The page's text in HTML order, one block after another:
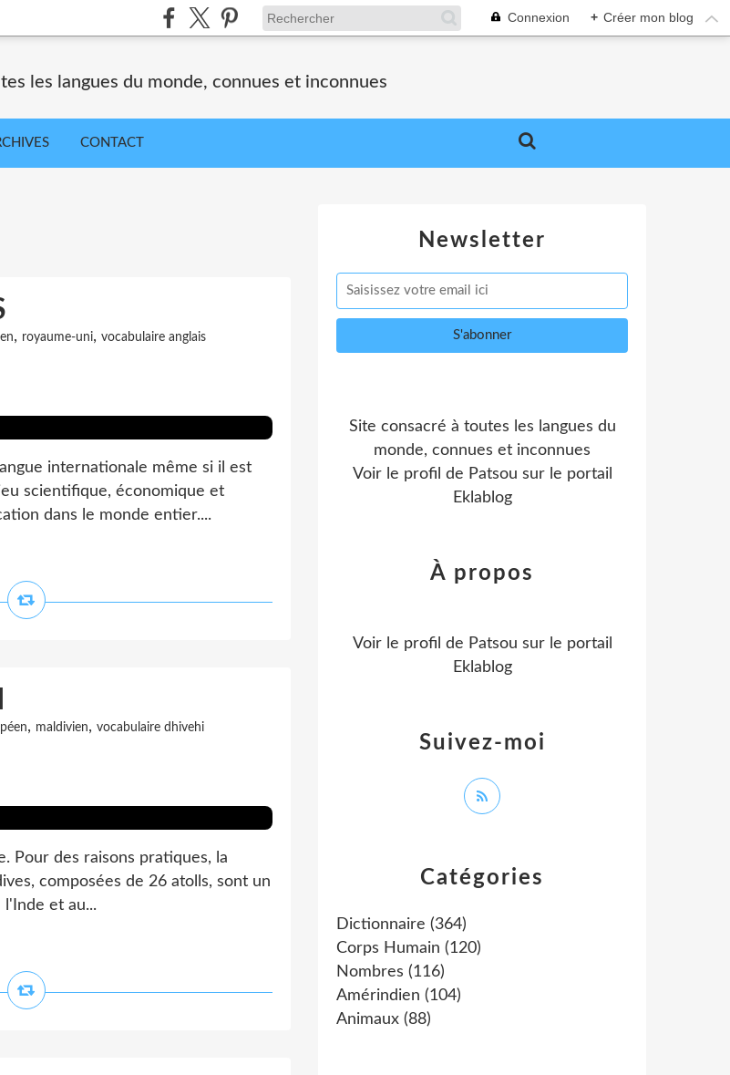
Connexion + Créer mon blog
les langues du monde, connues et inconnues
CONTACT
, royaume-uni, vocabulaire anglais
internationale même si il est
scientifique, économique et
dans le monde entier....
, maldivien, vocabulaire dhivehi
Pour des raisons pratiques, la
composées de 26 atolls, sont un
et au...
Newsletter
Catégories
Dictionnaire (364)
Corps Humain (120)
Nombres (116)
Amérindien (104)
Animaux (88)
Site consacré à toutes les langues du
monde, connues et inconnues
Voir le profil de Patsou sur le portail
Eklablog
Suivez-moi
À propos
Voir le profil de Patsou sur le portail
Eklablog